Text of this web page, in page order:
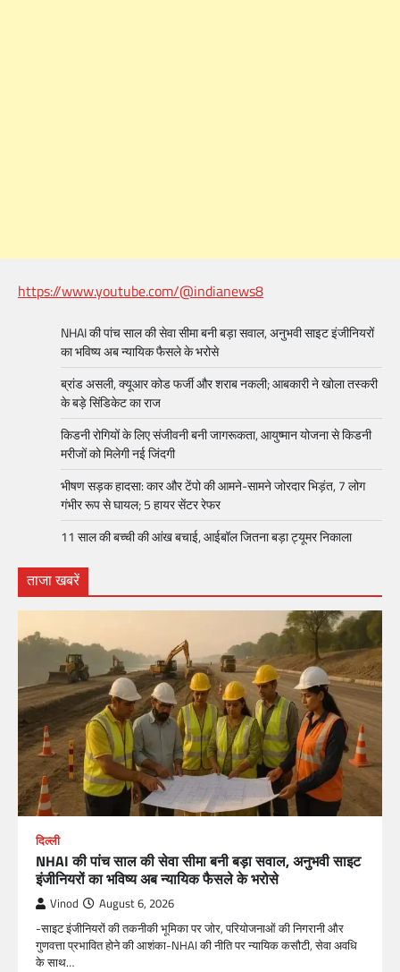
https://www.youtube.com/@indianews8
NHAI की पांच साल की सेवा सीमा बनी बड़ा सवाल, अनुभवी साइट इंजीनियरों
का भविष्य अब न्यायिक फैसले के भरोसे
ब्रांड असली, क्यूआर कोड फर्जी और शराब नकली; आबकारी ने खोला तस्करी
के बड़े सिंडिकेट का राज
किडनी रोगियों के लिए संजीवनी बनी जागरूकता, आयुष्मान योजना से किडनी
मरीजों को मिलेगी नई जिंदगी
भीषण सड़क हादसा: कार और टेंपो की आमने-सामने जोरदार भिड़ंत, 7 लोग
गंभीर रूप से घायल; 5 हायर सेंटर रेफर​
11 साल की बच्ची की आंख बचाई, आईबॉल जितना बड़ा ट्यूमर निकाला
ताजा खबरें
दिल्ली
NHAI की पांच साल की सेवा सीमा बनी बड़ा सवाल, अनुभवी साइट
इंजीनियरों का भविष्य अब न्यायिक फैसले के भरोसे
Vinod August 6, 2026
-साइट इंजीनियरों की तकनीकी भूमिका पर जोर, परियोजनाओं की निगरानी और
गुणवत्ता प्रभावित होने की आशंका-NHAI की नीति पर न्यायिक कसौटी, सेवा अवधि
के साथ…